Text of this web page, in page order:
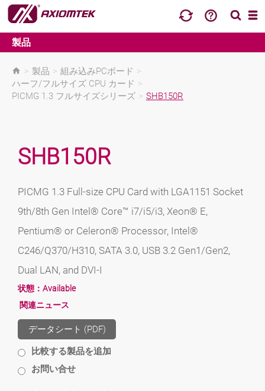
製品
> 製品 > 組み込みPCボード >
ハーフ/フルサイズ CPU カード >
PICMG 1.3 フルサイズシリーズ > SHB150R
SHB150R
PICMG 1.3 Full-size CPU Card with LGA1151 Socket
9th/8th Gen Intel® Core™ i7/i5/i3, Xeon® E,
Pentium® or Celeron® Processor, Intel®
C246/Q370/H310, SATA 3.0, USB 3.2 Gen1/Gen2,
Dual LAN, and DVI-I
状態： Available
関連ニュース
データシート (PDF)
比較する製品を追加
お問い合せ